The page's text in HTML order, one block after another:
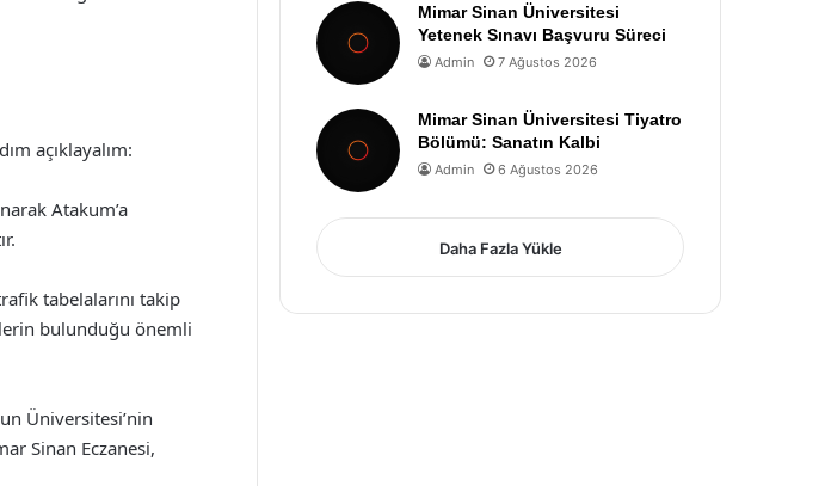
açıklayalım:
Atakum’a
tabelalarını takip
bulunduğu önemli
Üniversitesi’nin
Sinan Eczanesi,
Mimar Sinan Üniversitesi
Yetenek Sınavı Başvuru Süreci
Admin 7 Ağustos 2026
Mimar Sinan Üniversitesi Tiyatro
Bölümü: Sanatın Kalbi
Admin 6 Ağustos 2026
Daha Fazla Yükle